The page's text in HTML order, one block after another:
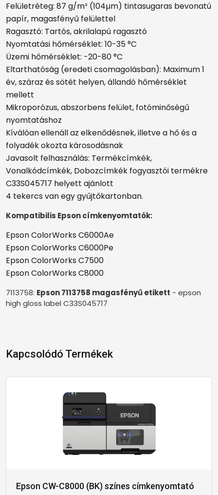
Felületréteg: 87 g/m² (104µm) tintasugaras bevonatú
papír, magasfényű felülettel
Ragasztó: Tartós, akrilalapú ragasztó
Nyomtatási hőmérséklet: 10-35 °C
Üzemi hőmérséklet: -20-80 °C
Eltarthatóság (eredeti csomagolásban): Maximum 1
év, száraz és sötét helyen, állandó hőmérséklet
mellett
Mikroporózus, abszorbens felület, fotóminőségű
nyomtatáshoz
Kíválóan ellenáll az elkenődésnek, illetve a hő és a
folyadék okozta károsodásnak
Javasolt felhasználás: Termékcímkék,
Vonalkódcímkék, Dobozcímkék fogyasztói termékre
C33S045717 helyett ajánlott
4 tekercs van egy gyűjtőkartonban.
Kompatibilis Epson címkenyomtatók:
Epson ColorWorks C6000Ae
Epson ColorWorks C6000Pe
Epson ColorWorks C7500
Epson ColorWorks C8000
7113758: Epson 7113758 magasfényű etikett - epson
high gloss label C33S045717
Kapcsolódó Termékek
Epson CW-C8000 (BK) színes címkenyomtató